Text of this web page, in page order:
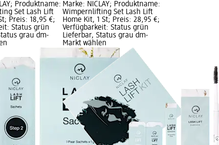
Produktname:
Set Lash Lift
Preis: 18,95 €;
Status grün
grau dm-
Marke: NICLAY; Produktname:
Wimpernlifting Set Lash Lift
Home Kit, 1 St; Preis: 28,95 €;
Verfügbarkeit: Status grün
Lieferbar, Status grau dm-
Markt wählen